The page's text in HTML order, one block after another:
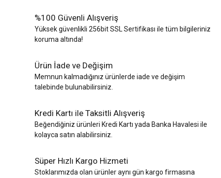
%100 Güvenli Alışveriş
Yüksek güvenlikli 256bit SSL Sertifikası ile tüm bilgileriniz
koruma altında!
Ürün İade ve Değişim
Memnun kalmadığınız ürünlerde iade ve değişim
talebinde bulunabilirsiniz.
Kredi Kartı ile Taksitli Alışveriş
Beğendiğiniz ürünleri Kredi Kartı yada Banka Havalesi ile
kolayca satın alabilirsiniz.
Süper Hızlı Kargo Hizmeti
Stoklarımızda olan ürünler aynı gün kargo firmasına